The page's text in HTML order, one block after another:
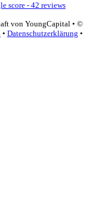
score - 42 reviews
von YoungCapital • ©
• Datenschutzerklärung •